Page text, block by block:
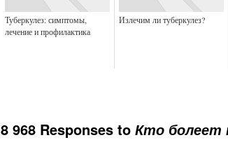
Туберкулез: симптомы,
лечение и профилактика
Излечим ли туберкулез?
8 968 Responses to Кто болеет